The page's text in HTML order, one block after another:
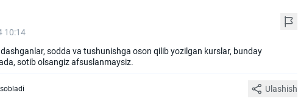
10:14
sodda va tushunishga oson qilib yozilgan kurslar, bunday
sotib olsangiz afsuslanmaysiz.
Ulashish